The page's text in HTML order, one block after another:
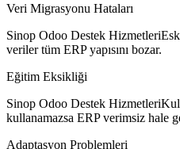
Veri Migrasyonu Hataları
Sinop Odoo Destek
veriler tüm ERP yapısını bozar.
Eğitim Eksikliği
Sinop Odoo Destek
kullanamazsa ERP verimsiz hale
Adaptasyon Problemleri